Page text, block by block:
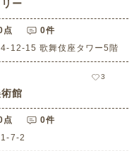
ー
点
0件
12-15 歌舞伎座タワー5階
3
館
点
0件
1-7-2